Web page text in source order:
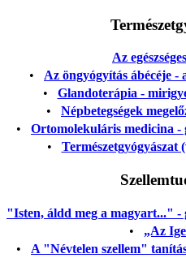
Az
• Az öngyógyítás ábécéje -
• Glandoterápia -
• Népbetegségek
• Ortomolekuláris medicina -
• Természetgyógyászat
"Isten, áldd meg a magyart..."
• „Az
• A "Névtelen szellem"